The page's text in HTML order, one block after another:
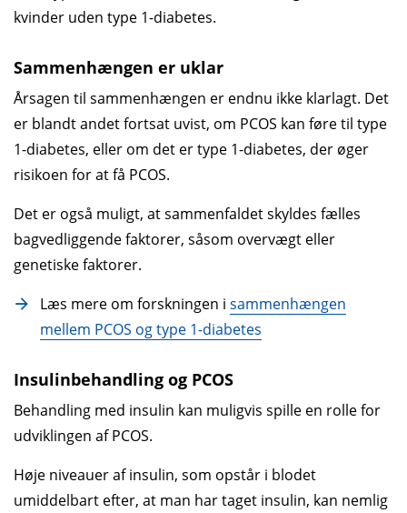
kvinder uden type 1-diabetes.
Sammenhængen er uklar
Årsagen til sammenhængen er endnu ikke klarlagt. Det
er blandt andet fortsat uvist, om PCOS kan føre til type
1-diabetes, eller om det er type 1-diabetes, der øger
risikoen for at få PCOS.
Det er også muligt, at sammenfaldet skyldes fælles
bagvedliggende faktorer, såsom overvægt eller
genetiske faktorer.
Læs mere om forskningen i sammenhængen
mellem PCOS og type 1-diabetes
Insulinbehandling og PCOS
Behandling med insulin kan muligvis spille en rolle for
udviklingen af PCOS.
Høje niveauer af insulin, som opstår i blodet
umiddelbart efter, at man har taget insulin, kan nemlig